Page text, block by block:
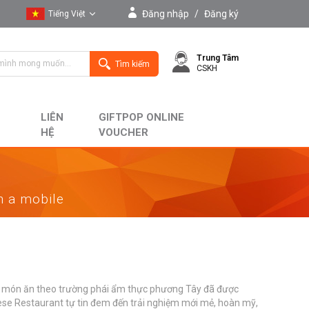
Tiếng Việt
English
Đăng nhập / Đăng ký
Tìm kiếm
Trung Tâm
CSKH
LIÊN
HỆ
GIFTPOP ONLINE
VOUCHER
a mobile
ăn theo trường phái ẩm thực phương Tây đã được
Restaurant tự tin đem đến trải nghiệm mới mẻ, hoàn mỹ,